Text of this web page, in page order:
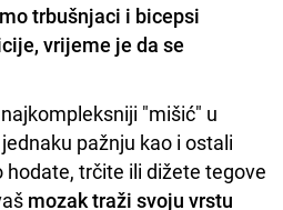
trbušnjaci i bicepsi
vrijeme je da se
"mišić" u
pažnju kao i ostali
hodate, trčite ili dižete tegove
mozak traži svoju vrstu